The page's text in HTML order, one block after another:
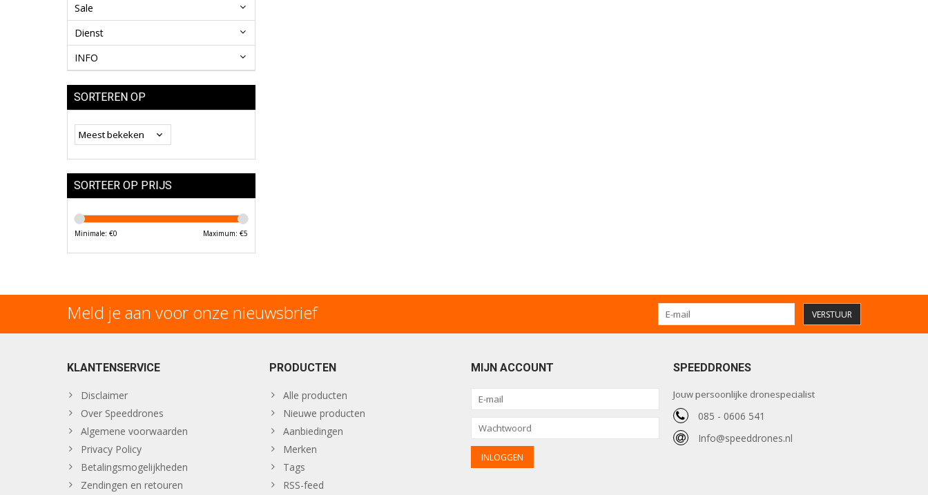
Sale
Dienst
INFO
SORTEREN OP
SORTEER OP PRIJS
Minimale: €0 Maximum: €5
Meld je aan voor onze nieuwsbrief VERSTUUR
KLANTENSERVICE
Disclaimer
Over Speeddrones
Algemene voorwaarden
Privacy Policy
Betalingsmogelijkheden
Zendingen en retouren
PRODUCTEN
Alle producten
Nieuwe producten
Aanbiedingen
Merken
Tags
RSS-feed
MIJN ACCOUNT SPEEDDRONES
Jouw persoonlijke dronespecialist
085 - 0606 541
Info@speeddrones.nl